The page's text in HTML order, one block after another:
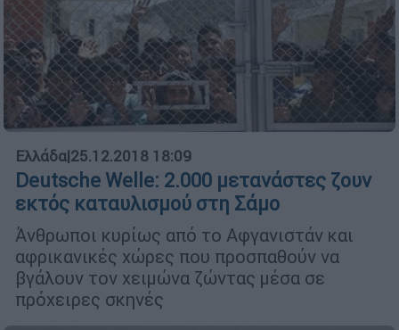
Ελλάδα|25.12.2018 18:09
Deutsche Welle: 2.000 μετανάστες ζουν
εκτός καταυλισμού στη Σάμο
Άνθρωποι κυρίως από το Αφγανιστάν και
αφρικανικές χώρες που προσπαθούν να
βγάλουν τον χειμώνα ζώντας μέσα σε
πρόχειρες σκηνές